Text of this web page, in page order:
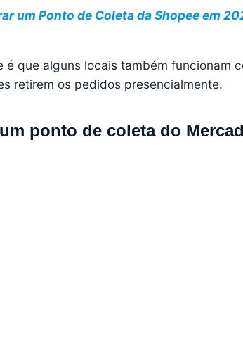
um Ponto de Coleta da Shopee em
é que alguns locais também funcionam
retirem os pedidos presencialmente.
ponto de coleta do